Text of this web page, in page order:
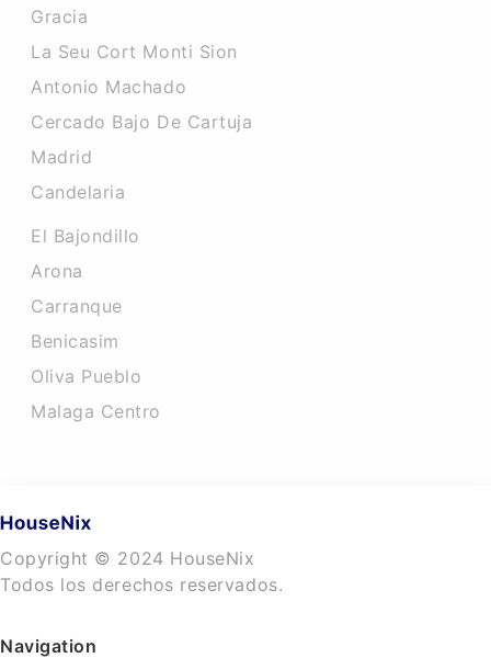
Gracia
La Seu Cort Monti Sion
Antonio Machado
Cercado Bajo De Cartuja
Madrid
Candelaria
El Bajondillo
Arona
Carranque
Benicasim
Oliva Pueblo
Malaga Centro
Copyright © 2024 HouseNix
Todos los derechos reservados.
Navigation